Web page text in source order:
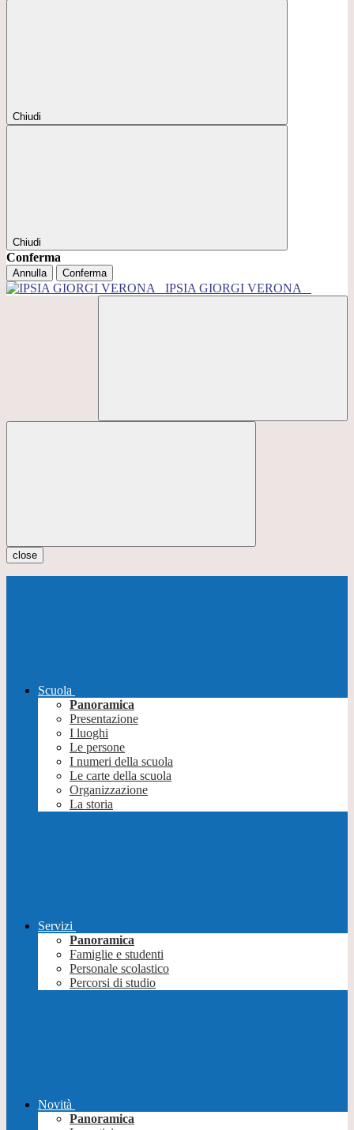
Chiudi
Chiudi
Conferma
Annulla Conferma
IPSIA GIORGI VERONA
close
Scuola
Panoramica
Presentazione
I luoghi
Le persone
I numeri della scuola
Le carte della scuola
Organizzazione
La storia
Servizi
Panoramica
Famiglie e studenti
Personale scolastico
Percorsi di studio
Novità
Panoramica